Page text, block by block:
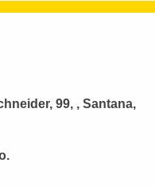
99, , Santana,